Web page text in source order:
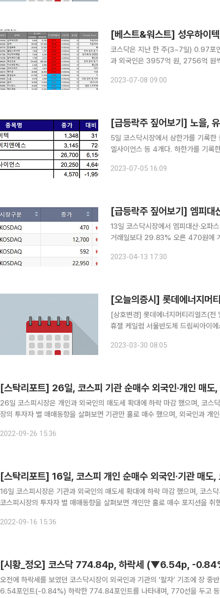
[베스트&워스트] 성우하이
코스닥은 지난 한 주(3~7일) 0.97포
과 외국인은 3957억 원, 2756억 원씩 순
코스닥 시장에서 가장 많이 오른 종목
2023-07-08 09:00
[급등락주 짚어보기] 노을,
5일 코스닥시장에서 상한가를 기록
엘사이언스 등 4개다. 하한가를 기록한 종목은 노을 등 1
주도 상승세를 보이고 있다. 웰킵스
2023-07-05 16:09
[급등락주 짚어보기] 엠피
13일 코스닥시장에서 엠피대산·오파
거래일보다 29.83% 오른 470원에
2023-04-13 17:30
[오늘의증시] 롯데에너지머
[상호변경] 롯데에너지머티리얼즈(전 일진머티리얼즈) [주주총회]
휴젤 케일럼 서울반도체 드림씨아이
리진 삼목에스폼 위지트 서울제약 네
2023-03-30 08:05
[스탁리포트] 26일, 코스피 기관 순매수 외국인·개인 매도
26일 코스피시장은 개인과 외국인의 매도세 확대에 하락 마감 했으며, 코스닥시
장의 투자자 별 매매동향을 살펴보면 기관만 홀로 매수 했으며, 외국인과 개인은 동반 매도세를 보였
2022-09-26 15:36
[스탁리포트] 16일, 코스피 개인 순매수 외국인·기관 매도
16일 코스피시장은 기관과 외국인의 매도세 확대에 하락 마감 했으며, 코스
코스피시장의 투자자 별 매매동향을 살펴보면 개인만 홀로 매수 포지션을
2022-09-16 15:36
[시황_정오] 코스닥 774.84p, 하락세 (▼6.54p, -
오전에 하락세를 보였던 코스닥시장이 외국인과 기관의 ‘팔자’ 기조에 장 중반에도 하락세를 지속
6.54포인트(-0.84%) 하락한 774.84포인트를 나타내며, 770선을 두고 등락을 거듭하고 있다. 이 시간 현